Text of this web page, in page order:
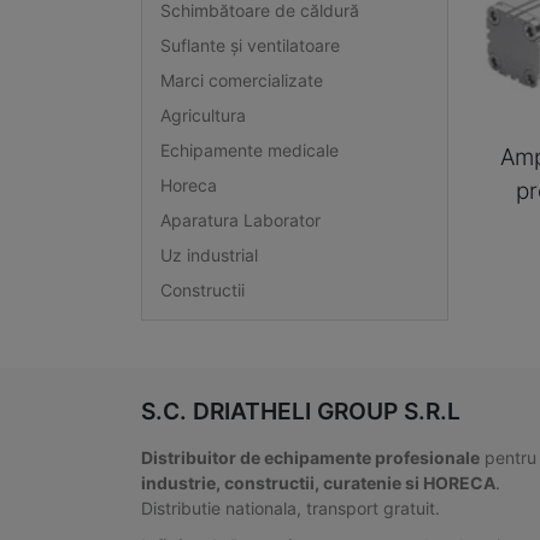
Schimbătoare de căldură
Suflante și ventilatoare
Marci comercializate
Agricultura
Echipamente medicale
Horeca
Aparatura Laborator
Uz industrial
Constructii
S.C. DRIATHELI GROUP S.R.L
Distribuitor de echipamente profesionale pentru
industrie, constructii, curatenie si HORECA.
Distributie nationala, transport gratuit.